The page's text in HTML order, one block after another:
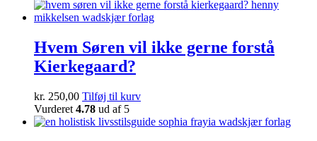
Hvem Søren vil ikke gerne forstå
Kierkegaard?
kr. 250,00 Tilføj til kurv
Vurderet 4.78 ud af 5